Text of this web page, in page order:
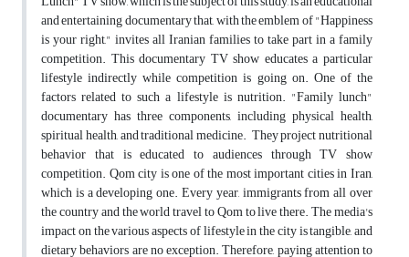
and entertaining documentary that, with the emblem of "Happiness
is your right," invites all Iranian families to take part in a family
competition. This documentary TV show educates a particular
lifestyle indirectly while competition is going on. One of the
factors related to such a lifestyle is nutrition. "Family lunch"
documentary has three components, including physical health,
spiritual health, and traditional medicine. They project nutritional
behavior that is educated to audiences through TV show
competition. Qom city is one of the most important cities in Iran,
which is a developing one. Every year, immigrants from all over
the country and the world travel to Qom to live there. The media's
impact on the various aspects of lifestyle in the city is tangible, and
dietary behaviors are no exception. Therefore, paying attention to